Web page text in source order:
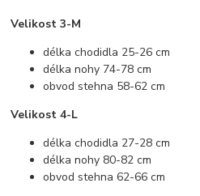
Velikost 3-M
délka chodidla 25-26 cm
délka nohy 74-78 cm
obvod stehna 58-62 cm
Velikost 4-L
délka chodidla 27-28 cm
délka nohy 80-82 cm
obvod stehna 62-66 cm